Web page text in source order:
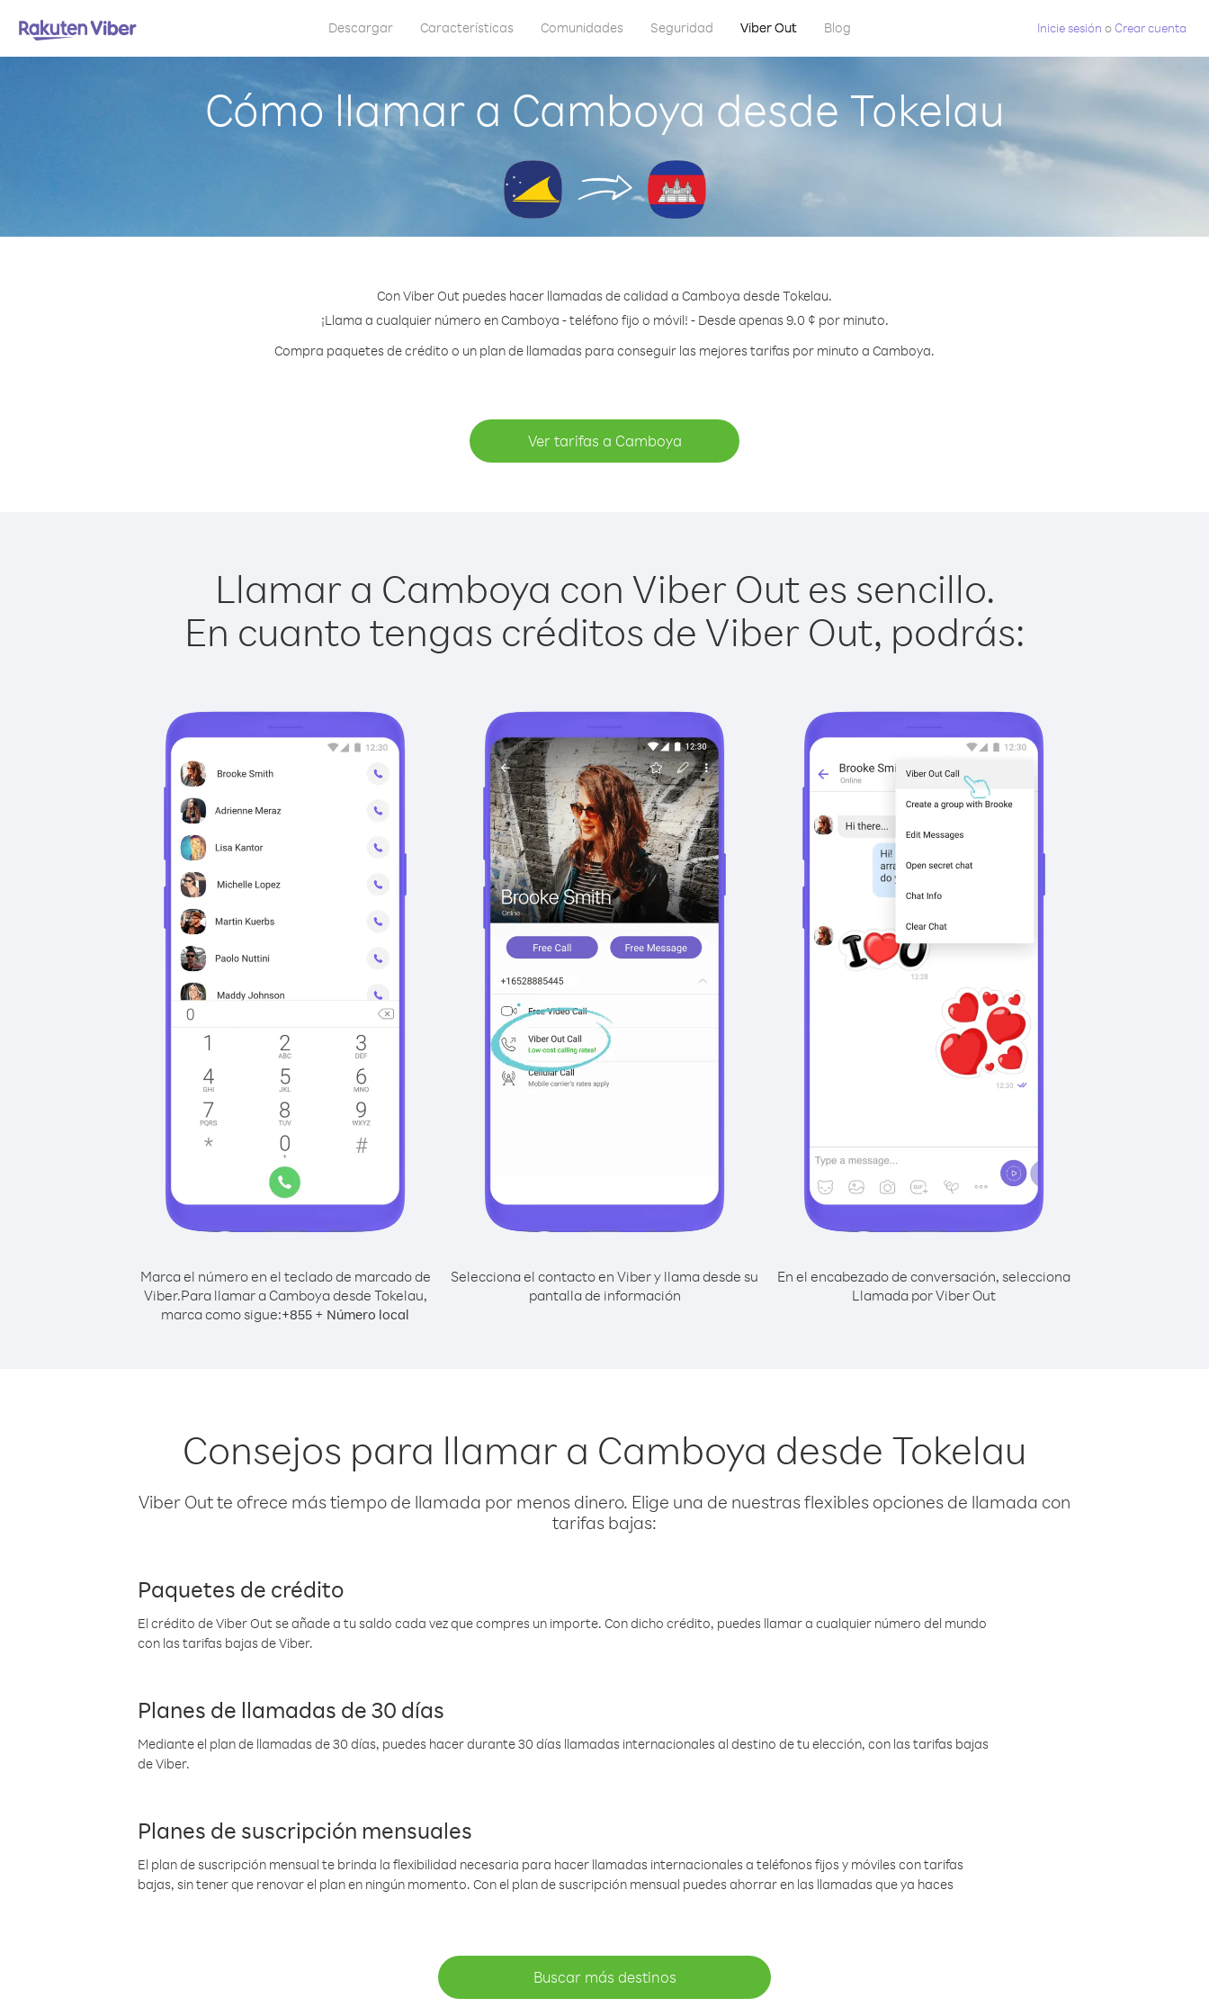
Descargar Características Comunidades Seguridad Viber Out Blog Inicie sesión oCrear cuenta
Cómo llamar a Camboya desde Tokelau
Con Viber Out puedes hacer llamadas de calidad a Camboya desde Tokelau.
¡Llama a cualquier número en Camboya - teléfono fijo o móvil! - Desde apenas 9.0 ¢ por minuto.
Compra paquetes de crédito o un plan de llamadas para conseguir las mejores tarifas por minuto a Camboya.
Ver tarifas a Camboya
Llamar a Camboya con Viber Out es sencillo.
En cuanto tengas créditos de Viber Out, podrás:
Marca el número en el teclado de marcado de
Viber.Para llamar a Camboya desde Tokelau,
marca como sigue:+855 + Número local
Selecciona el contacto en Viber y llama desde su
pantalla de información
En el encabezado de conversación, selecciona
Llamada por Viber Out
Consejos para llamar a Camboya desde Tokelau
Viber Out te ofrece más tiempo de llamada por menos dinero. Elige una de nuestras flexibles opciones de llamada con
tarifas bajas:
Paquetes de crédito
El crédito de Viber Out se añade a tu saldo cada vez que compres un importe. Con dicho crédito, puedes llamar a cualquier número del mundo
con las tarifas bajas de Viber.
Planes de llamadas de 30 días
Mediante el plan de llamadas de 30 días, puedes hacer durante 30 días llamadas internacionales al destino de tu elección, con las tarifas bajas
de Viber.
Planes de suscripción mensuales
El plan de suscripción mensual te brinda la flexibilidad necesaria para hacer llamadas internacionales a teléfonos fijos y móviles con tarifas
bajas, sin tener que renovar el plan en ningún momento. Con el plan de suscripción mensual puedes ahorrar en las llamadas que ya haces
Buscar más destinos